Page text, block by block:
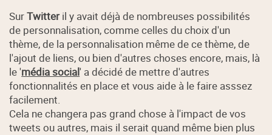
SurTwitteril y avait déjà de nombreuses possibilités
de personnalisation, comme celles du choix d'un
thème, de la personnalisation même de ce thème, de
l'ajout de liens, ou bien d'autres choses encore, mais, là
le 'média social' a décidé de mettre d'autres
fonctionnalités en place et vous aide à le faire asssez
facilement.
Cela ne changera pas grand chose à l'impact de vos
tweets ou autres, mais il serait quand même bien plus